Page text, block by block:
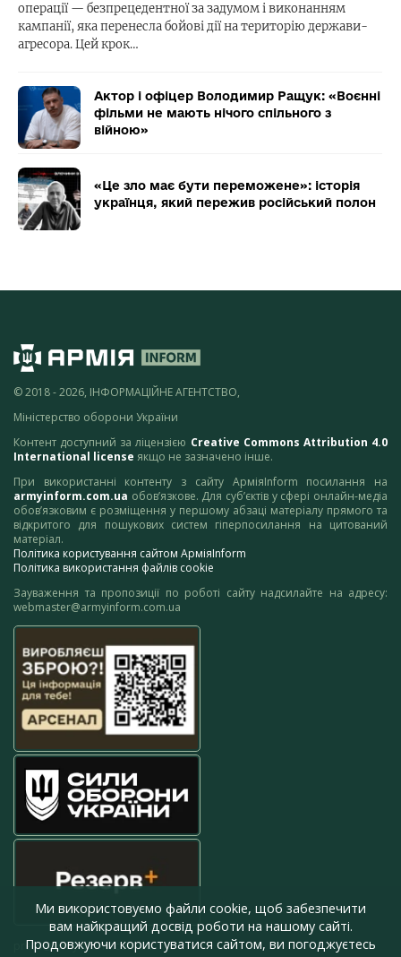
операції — безпрецедентної за задумом і виконанням
кампанії, яка перенесла бойові дії на територію держави-
агресора. Цей крок…
Актор і офіцер Володимир Ращук: «Воєнні
фільми не мають нічого спільного з
війною»
«Це зло має бути переможене»: історія
українця, який пережив російський полон
© 2018 - 2026, ІНФОРМАЦІЙНЕ АГЕНТСТВО,
Міністерство оборони України
Контент доступний за ліцензією Creative Commons Attribution 4.0
International license якщо не зазначено інше.
При використанні контенту з сайту АрміяInform посилання на
armyinform.com.ua обов’язкове. Для суб’єктів у сфері онлайн-медіа
обов’язковим є розміщення у першому абзаці матеріалу прямого та
відкритого для пошукових систем гіперпосилання на цитований
матеріал.
Політика користування сайтом АрміяInform
Політика використання файлів cookie
Зауваження та пропозиції по роботі сайту надсилайте на адресу:
webmaster@armyinform.com.ua
press@armyinform.com.ua
Ми використовуємо файли cookie, щоб забезпечити
вам найкращий досвід роботи на нашому сайті.
Продовжуючи користуватися сайтом, ви погоджуєтесь